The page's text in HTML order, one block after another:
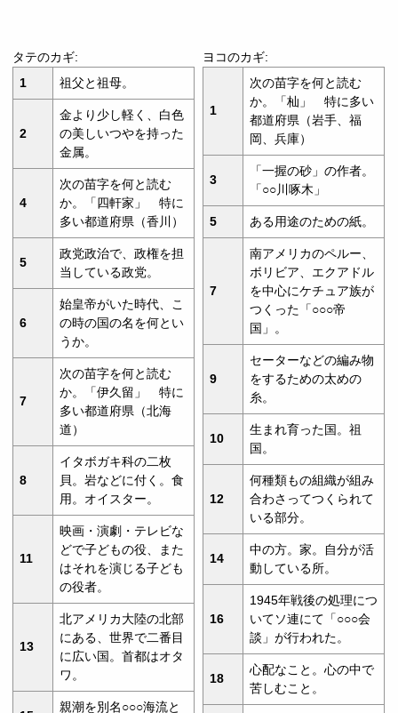
タテのカギ:
1
祖父と祖母。
2
金より少し軽く、白色
の美しいつやを持った
金属。
4
次の苗字を何と読む
か。「四軒家」 特に
多い都道府県（香川）
5
政党政治で、政権を担
当している政党。
6
始皇帝がいた時代、こ
の時の国の名を何とい
うか。
7
次の苗字を何と読む
か。「伊久留」 特に
多い都道府県（北海
道）
8
イタボガキ科の二枚
貝。岩などに付く。食
用。オイスター。
11
映画・演劇・テレビな
どで子どもの役、また
はそれを演じる子ども
の役者。
13
北アメリカ大陸の北部
にある、世界で二番目
に広い国。首都はオタ
ワ。
親潮を別名○○○海流と
ヨコのカギ:
1
次の苗字を何と読む
か。「杣」 特に多い
都道府県（岩手、福
岡、兵庫）
3
「一握の砂」の作者。
「○○川啄木」
5 ある用途のための紙。
7
南アメリカのペルー、
ボリビア、エクアドル
を中心にケチュア族が
つくった「○○○帝
国」。
9
セーターなどの編み物
をするための太めの
糸。
10
生まれ育った国。祖
国。
12
何種類もの組織が組み
合わさってつくられて
いる部分。
14
中の方。家。自分が活
動している所。
16
1945年戦後の処理につ
いてソ連にて「○○○会
談」が行われた。
18
心配なこと。心の中で
苦しむこと。